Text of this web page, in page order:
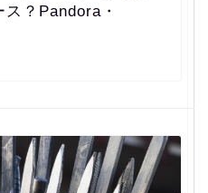
？Pandora・